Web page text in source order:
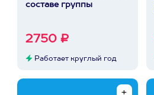
составе группы
2750 ₽
Работает круглый год